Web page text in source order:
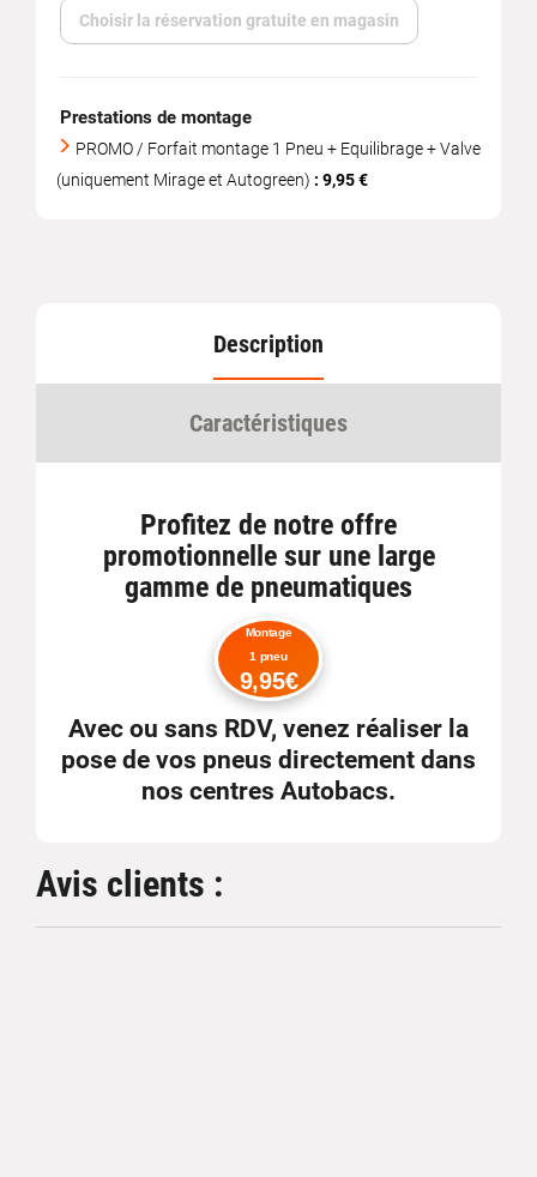
Choisir la réservation gratuite en magasin
Prestations de montage
PROMO / Forfait montage 1 Pneu + Equilibrage + Valve
(uniquement Mirage et Autogreen) : 9,95 €
Description
Caractéristiques
Profitez de notre offre
promotionnelle sur une large
gamme de pneumatiques
Montage
1 pneu
9,95€
Avec ou sans RDV, venez réaliser la
pose de vos pneus directement dans
nos centres Autobacs.
Avis clients :